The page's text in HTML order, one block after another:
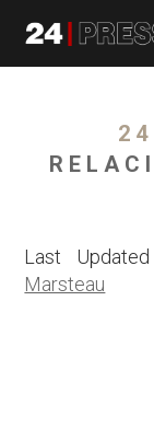
24
Last
Marsteau